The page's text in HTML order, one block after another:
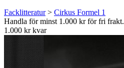
Facklitteratur> Cirkus Formel 1
Handla för minst 1.000 kr för fri frakt.
1.000 kr kvar